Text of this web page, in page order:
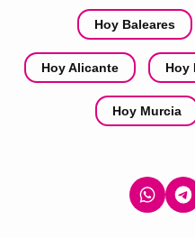
Hoy Baleares
Hoy Alicante Hoy
Hoy Murcia